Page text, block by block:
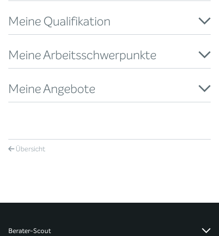
Meine Qualifikation
Meine Arbeitsschwerpunkte
Meine Angebote
Übersicht
Berater-Scout